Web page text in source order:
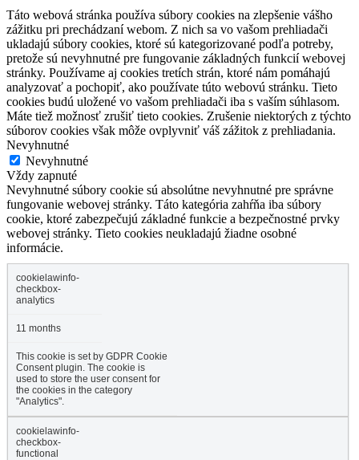
Táto webová stránka používa súbory cookies na zlepšenie vášho
zážitku pri prechádzaní webom. Z nich sa vo vašom prehliadači
ukladajú súbory cookies, ktoré sú kategorizované podľa potreby,
pretože sú nevyhnutné pre fungovanie základných funkcií webovej
stránky. Používame aj cookies tretích strán, ktoré nám pomáhajú
analyzovať a pochopiť, ako používate túto webovú stránku. Tieto
cookies budú uložené vo vašom prehliadači iba s vaším súhlasom.
Máte tiež možnosť zrušiť tieto cookies. Zrušenie niektorých z týchto
súborov cookies však môže ovplyvniť váš zážitok z prehliadania.
Nevyhnutné
Nevyhnutné
Vždy zapnuté
Nevyhnutné súbory cookie sú absolútne nevyhnutné pre správne
fungovanie webovej stránky. Táto kategória zahŕňa iba súbory
cookie, ktoré zabezpečujú základné funkcie a bezpečnostné prvky
webovej stránky. Tieto cookies neukladajú žiadne osobné
informácie.
cookielawinfo-
checkbox-
analytics
11 months
This cookie is set by GDPR Cookie
Consent plugin. The cookie is
used to store the user consent for
the cookies in the category
"Analytics".
cookielawinfo-
checkbox-
functional